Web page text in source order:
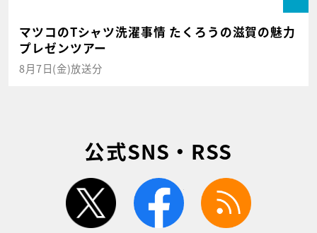
マツコのTシャツ洗濯事情 たくろうの滋賀の魅力
プレゼンツアー
8月7日(金)放送分
公式SNS・RSS
twitter facebook